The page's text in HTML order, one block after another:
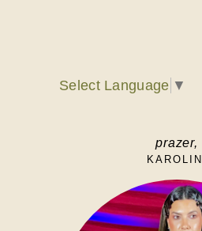
Select Language ▼
prazer,
KAROLINI